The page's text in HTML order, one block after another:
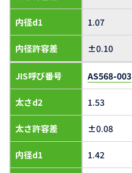
内径d1
内径許容差
1.07
±0.10
JIS呼び番号
太さd2
太さ許容差
内径d1
AS568-003
1.53
±0.08
1.42